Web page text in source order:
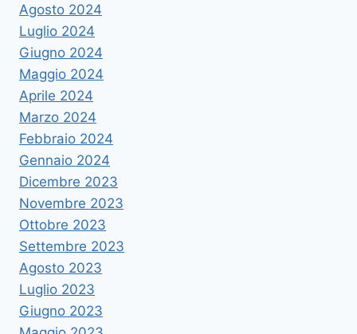
Agosto 2024
Luglio 2024
Giugno 2024
Maggio 2024
Aprile 2024
Marzo 2024
Febbraio 2024
Gennaio 2024
Dicembre 2023
Novembre 2023
Ottobre 2023
Settembre 2023
Agosto 2023
Luglio 2023
Giugno 2023